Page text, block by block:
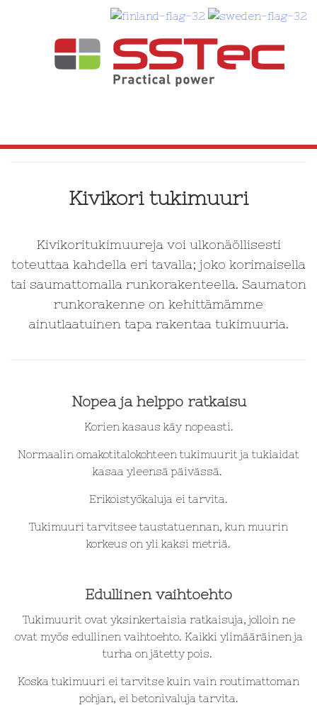
CONTENTKivikori tukimuuri
Kivikoritukimuureja voi ulkonäöllisesti
toteuttaa kahdella eri tavalla; joko korimaisella
tai saumattomalla runkorakenteella. Saumaton
runkorakenne on kehittämämme
ainutlaatuinen tapa rakentaa tukimuuria.
Nopea ja helppo ratkaisu
Korien kasaus käy nopeasti.
Normaalin omakotitalokohteen tukimuurit ja tukiaidat
kasaa yleensä päivässä.
Erikoistyökaluja ei tarvita.
Tukimuuri tarvitsee taustatuennan, kun muurin
korkeus on yli kaksi metriä.
Edullinen vaihtoehto
Tukimuurit ovat yksinkertaisia ratkaisuja, jolloin ne
ovat myös edullinen vaihtoehto. Kaikki ylimääräinen ja
turha on jätetty pois.
Koska tukimuuri ei tarvitse kuin vain routimattoman
pohjan, ei betonivaluja tarvita.